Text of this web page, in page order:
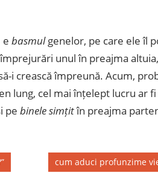
e basmulgenelor, pe care ele îl
unul în preajma
i crească împreună. Acum,
lung, cel mai înțelept lucru ar
pe binele simțitîn preajma
Next
cum aduci profunzime